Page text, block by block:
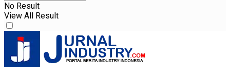
No Result
View All Result